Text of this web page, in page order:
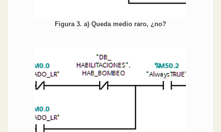
Figura 3. a) Queda medio raro, ¿no?